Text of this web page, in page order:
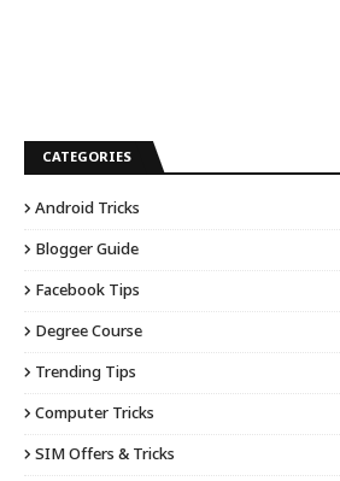
CATEGORIES
Android Tricks
Blogger Guide
Facebook Tips
Degree Course
Trending Tips
Computer Tricks
SIM Offers & Tricks